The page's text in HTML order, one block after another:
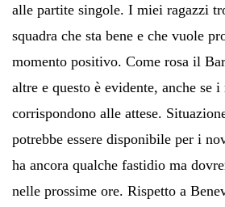
alle partite singole. I miei ragazzi
squadra che sta bene e che vuole
momento positivo. Come rosa il
altre e questo è evidente, anche se
corrispondono alle attese.
potrebbe essere disponibile per i
ha ancora qualche fastidio ma
nelle prossime ore. Rispetto a